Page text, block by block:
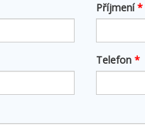
Příjmení*
Telefon *